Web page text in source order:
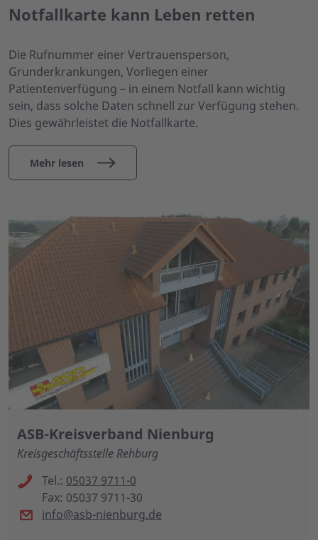
Notfallkarte kann Leben retten
Die Rufnummer einer Vertrauensperson,
Grunderkrankungen, Vorliegen einer
Patientenverfügung – in einem Notfall kann wichtig
sein, dass solche Daten schnell zur Verfügung stehen.
Dies gewährleistet die Notfallkarte.
Mehr lesen
ASB-Kreisverband Nienburg
Kreisgeschäftsstelle Rehburg
Tel.: 05037 9711-0
Fax: 05037 9711-30
info@asb-nienburg.de